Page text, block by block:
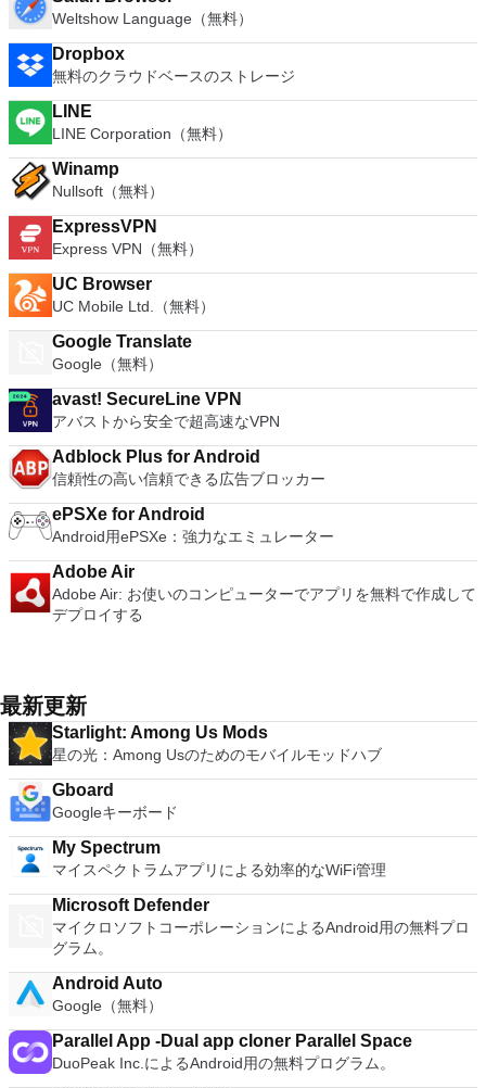
Weltshow Language（無料）
Dropbox
無料のクラウドベースのストレージ
LINE
LINE Corporation（無料）
Winamp
Nullsoft（無料）
ExpressVPN
Express VPN（無料）
UC Browser
UC Mobile Ltd.（無料）
Google Translate
Google（無料）
avast! SecureLine VPN
アバストから安全で超高速なVPN
Adblock Plus for Android
信頼性の高い信頼できる広告ブロッカー
ePSXe for Android
Android用ePSXe：強力なエミュレーター
Adobe Air
Adobe Air: お使いのコンピューターでアプリを無料で作成して
デプロイする
最新更新
Starlight: Among Us Mods
星の光：Among Usのためのモバイルモッドハブ
Gboard
Googleキーボード
My Spectrum
マイスペクトラムアプリによる効率的なWiFi管理
Microsoft Defender
マイクロソフトコーポレーションによるAndroid用の無料プロ
グラム。
Android Auto
Google（無料）
Parallel App -Dual app cloner Parallel Space
DuoPeak Inc.によるAndroid用の無料プログラム。